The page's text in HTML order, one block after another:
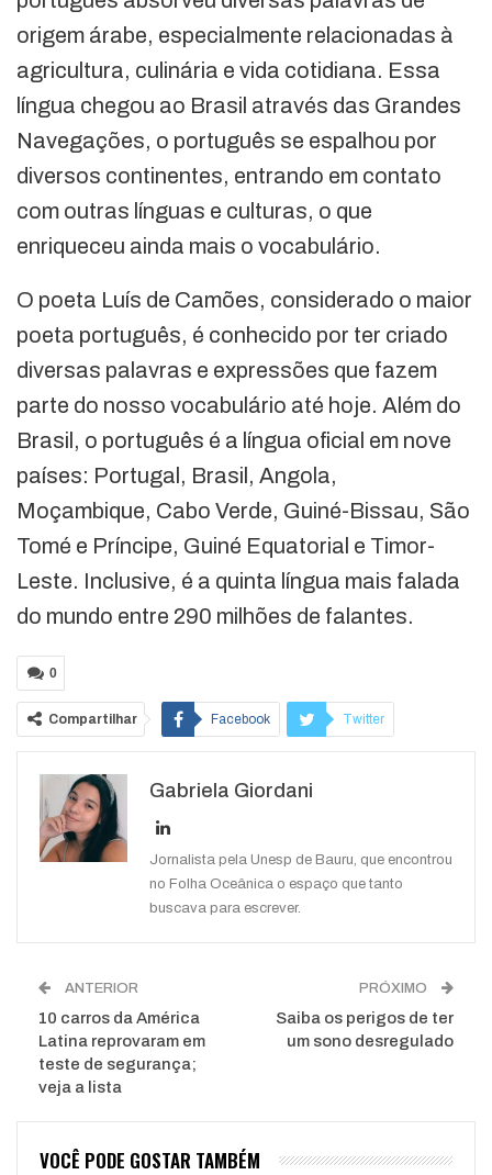
origem árabe, especialmente relacionadas à
agricultura, culinária e vida cotidiana. Essa
língua chegou ao Brasil através das Grandes
Navegações, o português se espalhou por
diversos continentes, entrando em contato
com outras línguas e culturas, o que
enriqueceu ainda mais o vocabulário.
O poeta Luís de Camões, considerado o maior
poeta português, é conhecido por ter criado
diversas palavras e expressões que fazem
parte do nosso vocabulário até hoje. Além do
Brasil, o português é a língua oficial em nove
países: Portugal, Brasil, Angola,
Moçambique, Cabo Verde, Guiné-Bissau, São
Tomé e Príncipe, Guiné Equatorial e Timor-
Leste. Inclusive, é a quinta língua mais falada
do mundo entre 290 milhões de falantes.
0
Compartilhar Facebook Twitter
WhatsApp
Gabriela Giordani
Jornalista pela Unesp de Bauru, que encontrou
no Folha Oceânica o espaço que tanto
buscava para escrever.
ANTERIOR
10 carros da América
Latina reprovaram em
teste de segurança;
veja a lista
PRÓXIMO
Saiba os perigos de ter
um sono desregulado
VOCÊ PODE GOSTAR TAMBÉM